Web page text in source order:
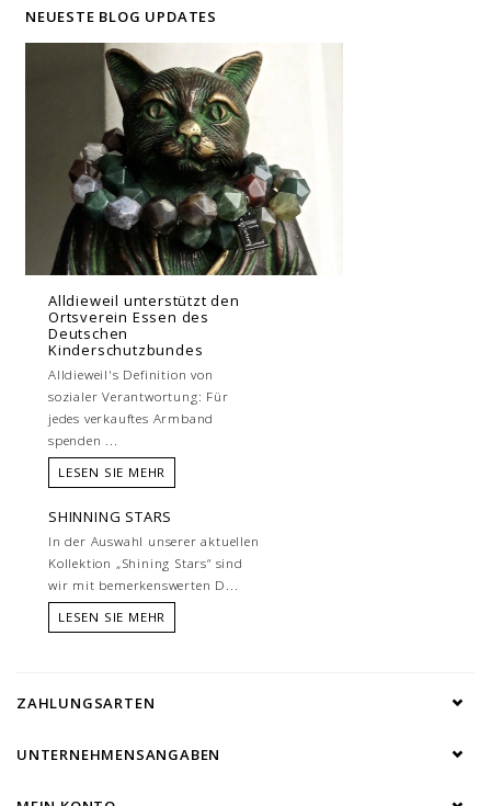
NEUESTE BLOG UPDATES
Alldieweil unterstützt den
Ortsverein Essen des
Deutschen
Kinderschutzbundes
Alldieweil's Definition von
sozialer Verantwortung: Für
jedes verkauftes Armband
spenden ...
LESEN SIE MEHR
SHINNING STARS
In der Auswahl unserer aktuellen
Kollektion „Shining Stars“ sind
wir mit bemerkenswerten D...
LESEN SIE MEHR
ZAHLUNGSARTEN
UNTERNEHMENSANGABEN